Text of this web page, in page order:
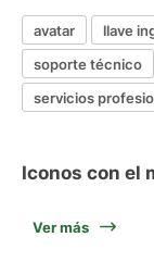
avatar llave
soporte técnico
servicios
Iconos con el
Ver más